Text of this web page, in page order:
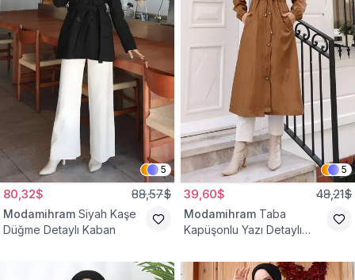
5
80,32$ 88,57$
Modamihram Siyah Kaşe
Düğme Detaylı Kaban
5
39,60$ 48,21$
Modamihram Taba
Kapüşonlu Yazı Detaylı